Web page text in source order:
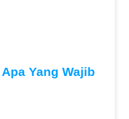
Yang Wajib